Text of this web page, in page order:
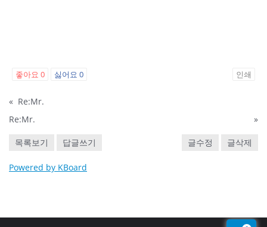
좋아요 0 싫어요 0 인쇄
« Re:Mr.
Re:Mr.
»
목록보기 답글쓰기 글수정 글삭제
Powered by KBoard